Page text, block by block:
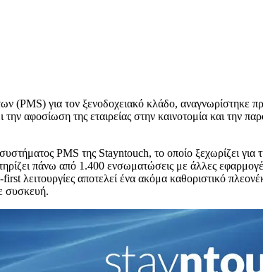
(PMS) για τον ξενοδοχειακό κλάδο,
αφοσίωση της εταιρείας στην καινοτομία και την
PMS της Stayntouch, το οποίο ξεχωρίζει για
πάνω από 1.400 ενσωματώσεις με άλλες
λειτουργίες αποτελεί ένα ακόμα καθοριστικό
συσκευή.